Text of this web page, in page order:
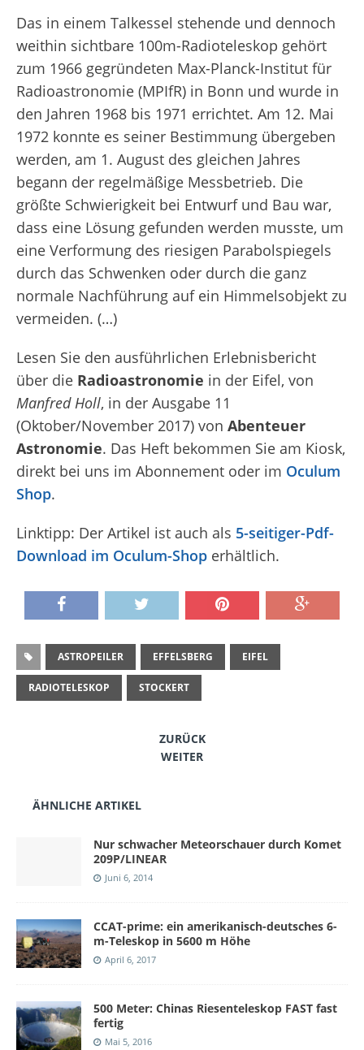
Das in einem Talkessel stehende und dennoch
weithin sichtbare 100m-Radioteleskop gehört
zum 1966 gegründeten Max-Planck-Institut für
Radioastronomie (MPIfR) in Bonn und wurde in
den Jahren 1968 bis 1971 errichtet. Am 12. Mai
1972 konnte es seiner Bestimmung übergeben
werden, am 1. August des gleichen Jahres
begann der regelmäßige Messbetrieb. Die
größte Schwierigkeit bei Entwurf und Bau war,
dass eine Lösung gefunden werden musste, um
eine Verformung des riesigen Parabolspiegels
durch das Schwenken oder durch die ganz
normale Nachführung auf ein Himmelsobjekt zu
vermeiden. (…)
Lesen Sie den ausführlichen Erlebnisbericht
über die Radioastronomie in der Eifel, von
Manfred Holl, in der Ausgabe 11
(Oktober/November 2017) von Abenteuer
Astronomie. Das Heft bekommen Sie am Kiosk,
direkt bei uns im Abonnement oder im Oculum
Shop.
Linktipp: Der Artikel ist auch als 5-seitiger-Pdf-
Download im Oculum-Shop erhältlich.
ASTROPEILER EFFELSBERG EIFEL
RADIOTELESKOP STOCKERT
ZURÜCK
WEITER
ÄHNLICHE ARTIKEL
Nur schwacher Meteorschauer durch Komet
209P/LINEAR
Juni 6, 2014
CCAT-prime: ein amerikanisch-deutsches 6-
m-Teleskop in 5600 m Höhe
April 6, 2017
500 Meter: Chinas Riesenteleskop FAST fast
fertig
Mai 5, 2016